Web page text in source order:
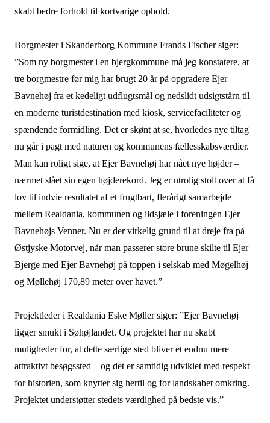
skabt bedre forhold til kortvarige ophold.
Borgmester i Skanderborg Kommune Frands Fischer siger:
”Som ny borgmester i en bjergkommune må jeg konstatere, at
tre borgmestre før mig har brugt 20 år på opgradere Ejer
Bavnehøj fra et kedeligt udflugtsmål og nedslidt udsigtstårn til
en moderne turistdestination med kiosk, servicefaciliteter og
spændende formidling. Det er skønt at se, hvorledes nye tiltag
nu går i pagt med naturen og kommunens fællesskabsværdier.
Man kan roligt sige, at Ejer Bavnehøj har nået nye højder –
nærmet slået sin egen højderekord. Jeg er utrolig stolt over at få
lov til indvie resultatet af et frugtbart, flerårigt samarbejde
mellem Realdania, kommunen og ildsjæle i foreningen Ejer
Bavnehøjs Venner. Nu er der virkelig grund til at dreje fra på
Østjyske Motorvej, når man passerer store brune skilte til Ejer
Bjerge med Ejer Bavnehøj på toppen i selskab med Møgelhøj
og Møllehøj 170,89 meter over havet.”
Projektleder i Realdania Eske Møller siger: ”Ejer Bavnehøj
ligger smukt i Søhøjlandet. Og projektet har nu skabt
muligheder for, at dette særlige sted bliver et endnu mere
attraktivt besøgssted – og det er samtidig udviklet med respekt
for historien, som knytter sig hertil og for landskabet omkring.
Projektet understøtter stedets værdighed på bedste vis.”